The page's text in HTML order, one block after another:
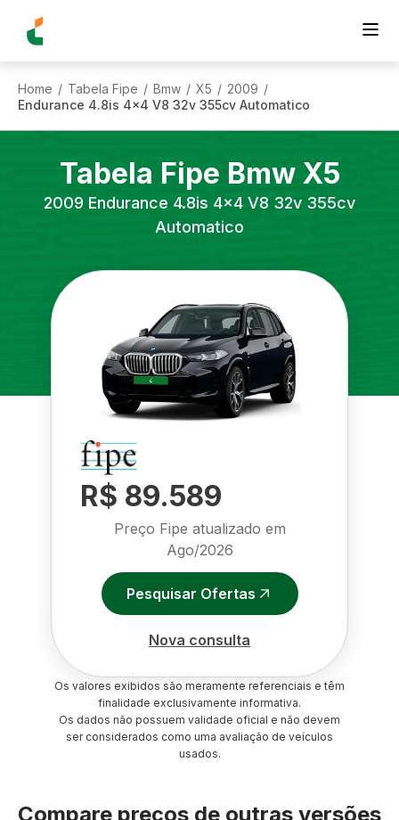
Home / Tabela Fipe / Bmw / X5 / 2009 /
Endurance 4.8is 4x4 V8 32v 355cv Automatico
Tabela Fipe Bmw X5
2009 Endurance 4.8is 4x4 V8 32v 355cv
Automatico
R$ 89.589
Preço Fipe atualizado em
Ago/2026
Pesquisar Ofertas
Nova consulta
Os valores exibidos são meramente referenciais e têm
finalidade exclusivamente informativa.
Os dados não possuem validade oficial e não devem
ser considerados como uma avaliação de veículos
usados.
Compare preços de outras versões